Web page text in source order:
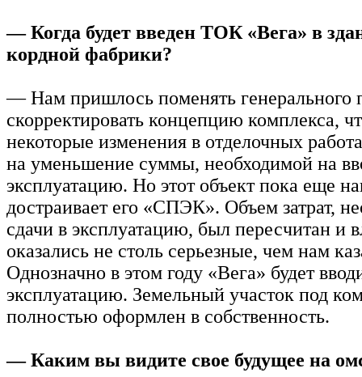
— Когда будет введен ТОК «Вега» в
кордной фабрики?
— Нам пришлось поменять генерального
скорректировать концепцию комплекса,
некоторые изменения в отделочных
на уменьшение суммы, необходимой на
эксплуатацию. Но этот объект пока еще
достраивает его «СПЭК». Объем затрат,
сдачи в эксплуатацию, был пересчитан и
оказались не столь серьезные, чем нам
Однозначно в этом году «Вега» будет
эксплуатацию. Земельный участок под
полностью оформлен в собственность.
— Каким вы видите свое будущее на